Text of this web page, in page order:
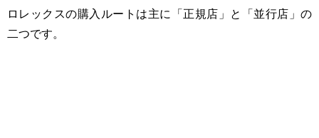
ロレックスの購入ルートは主に「正規店」と「並行店」の
二つです。